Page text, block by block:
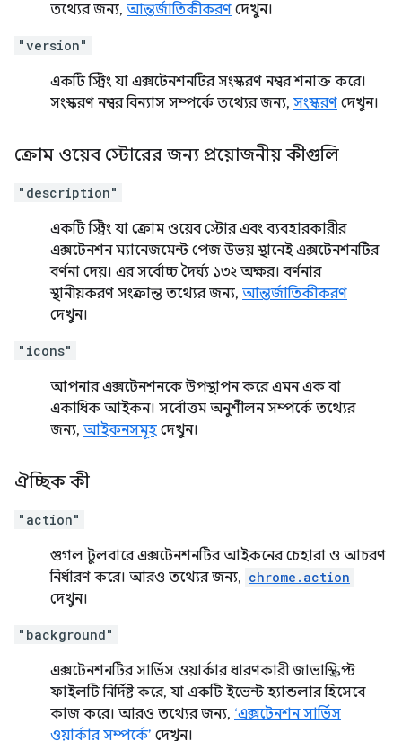
তথ্যের জন্য, আন্তর্জাতিকীকরণ দেখুন।
"version"
একটি স্ট্রিং যা এক্সটেনশনটির সংস্করণ নম্বর শনাক্ত করে।
সংস্করণ নম্বর বিন্যাস সম্পর্কে তথ্যের জন্য, সংস্করণ দেখুন।
ক্রোম ওয়েব স্টোরের জন্য প্রয়োজনীয় কীগুলি
"description"
একটি স্ট্রিং যা ক্রোম ওয়েব স্টোর এবং ব্যবহারকারীর
এক্সটেনশন ম্যানেজমেন্ট পেজ উভয় স্থানেই এক্সটেনশনটির
বর্ণনা দেয়। এর সর্বোচ্চ দৈর্ঘ্য ১৩২ অক্ষর। বর্ণনার
স্থানীয়করণ সংক্রান্ত তথ্যের জন্য, আন্তর্জাতিকীকরণ
দেখুন।
"icons"
আপনার এক্সটেনশনকে উপস্থাপন করে এমন এক বা
একাধিক আইকন। সর্বোত্তম অনুশীলন সম্পর্কে তথ্যের
জন্য, আইকনসমূহ দেখুন।
ঐচ্ছিক কী
"action"
গুগল টুলবারে এক্সটেনশনটির আইকনের চেহারা ও আচরণ
নির্ধারণ করে। আরও তথ্যের জন্য, chrome.action
দেখুন।
"background"
এক্সটেনশনটির সার্ভিস ওয়ার্কার ধারণকারী জাভাস্ক্রিপ্ট
ফাইলটি নির্দিষ্ট করে, যা একটি ইভেন্ট হ্যান্ডলার হিসেবে
কাজ করে। আরও তথ্যের জন্য, ‘এক্সটেনশন সার্ভিস
ওয়ার্কার সম্পর্কে’ দেখুন।